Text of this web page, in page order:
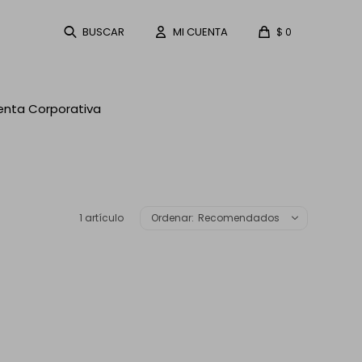
Corporativa
$ 0
1 artículo Recomendados